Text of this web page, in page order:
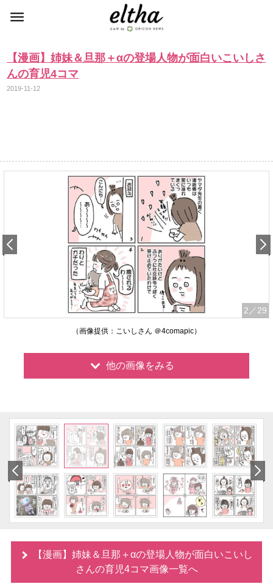
【漫画】姉妹＆旦那＋αの登場人物が面白いこいしさ
んの育児4コマ
2019-11-12
2 ／29
（画像提供：こいしさん ＠4comapic）
他の画像をみる
【漫画】姉妹＆旦那＋αの登場人物が面白いこいし
さんの育児4コマ画像一覧へ